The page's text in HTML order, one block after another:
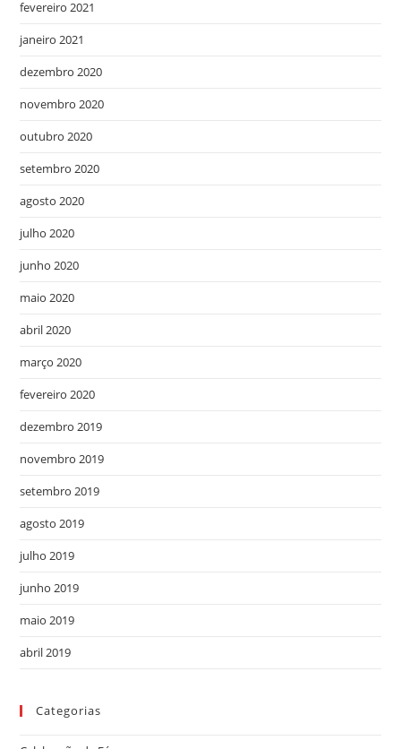
fevereiro 2021
janeiro 2021
dezembro 2020
novembro 2020
outubro 2020
setembro 2020
agosto 2020
julho 2020
junho 2020
maio 2020
abril 2020
março 2020
fevereiro 2020
dezembro 2019
novembro 2019
setembro 2019
agosto 2019
julho 2019
junho 2019
maio 2019
abril 2019
Categorias